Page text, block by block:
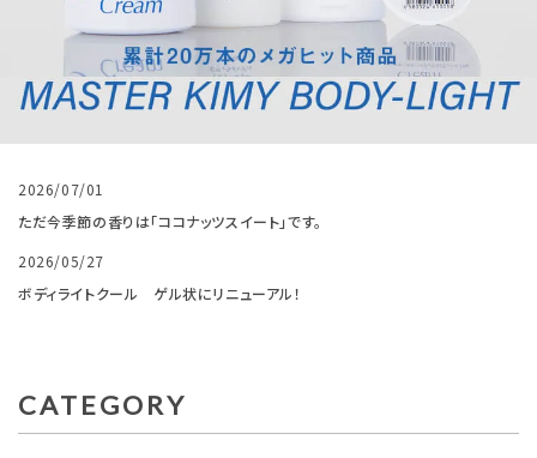
2026/07/01
ただ今季節の香りは「ココナッツスイート」です。
2026/05/27
ボディライトクール ゲル状にリニューアル！
CATEGORY